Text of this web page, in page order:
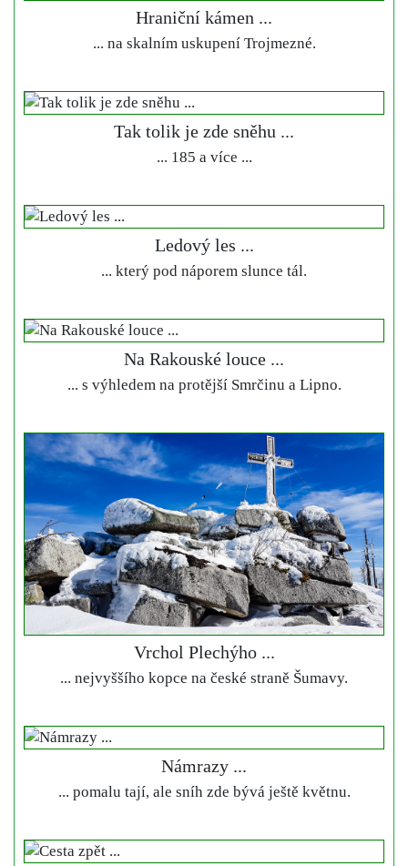
Hraniční kámen ...
... na skalním uskupení Trojmezné.
Tak tolik je zde sněhu ...
... 185 a více ...
Ledový les ...
... který pod náporem slunce tál.
Na Rakouské louce ...
... s výhledem na protější Smrčinu a Lipno.
Vrchol Plechýho ...
... nejvyššího kopce na české straně Šumavy.
Námrazy ...
... pomalu tají, ale sníh zde bývá ještě květnu.